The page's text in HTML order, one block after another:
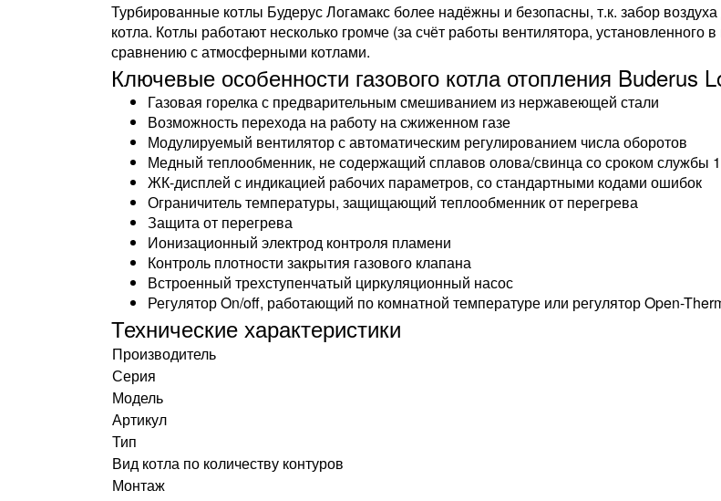
Турбированные котлы Будерус Логамакс более надёжны и безопасны, т.к. забор
котла. Котлы работают несколько громче (за счёт работы вентилятора,
сравнению с атмосферными котлами.
Ключевые особенности газового котла отопления Buderus
Газовая горелка с предварительным смешиванием из нержавеющей стали
Возможность перехода на работу на сжиженном газе
Модулируемый вентилятор с автоматическим регулированием числа оборотов
Медный теплообменник, не содержащий сплавов олова/свинца со сроком службы
ЖК-дисплей с индикацией рабочих параметров, со стандартными кодами ошибок
Ограничитель температуры, защищающий теплообменник от перегрева
Защита от перегрева
Ионизационный электрод контроля пламени
Контроль плотности закрытия газового клапана
Встроенный трехступенчатый циркуляционный насос
Регулятор On/off, работающий по комнатной температуре или регулятор Open-
Технические характеристики
Производитель
Серия
Модель
Артикул
Тип
Вид котла по количеству контуров
Монтаж